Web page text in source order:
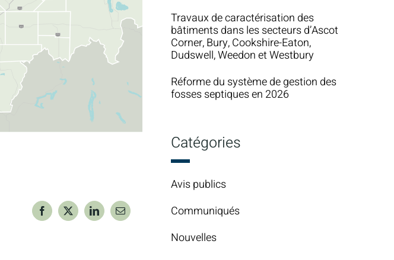
Facebook
X LinkedInCourriel
Travaux de caractérisation des
bâtiments dans les secteurs d’Ascot
Corner, Bury, Cookshire-Eaton,
Dudswell, Weedon et Westbury
Réforme du système de gestion des
fosses septiques en 2026
Catégories
Avis publics
Communiqués
Nouvelles